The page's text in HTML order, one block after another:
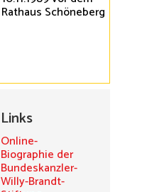
Rathaus Schöneberg
Links
Online-
Biographie der
Bundeskanzler-
Willy-Brandt-